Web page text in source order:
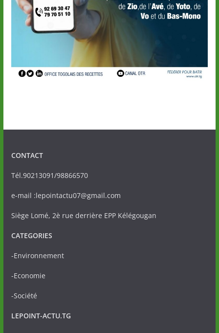
CONTACT
Tél.90213091/98866570
e-mail :lepointactu07@gmail.com
Siège Lomé, 2è rue derrière EPP Kélégougan
CATEGORIES
-Environnement
-Economie
-Société
LEPOINT-ACTU.TG